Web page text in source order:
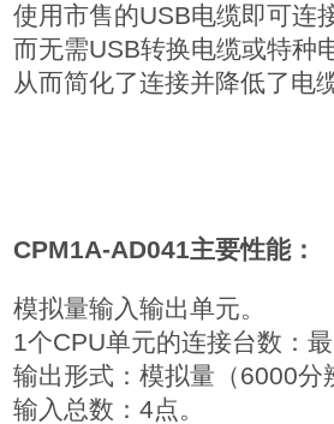
使用市售的USB电缆即可连
而无需USB转换电缆或特种
从而简化了连接并降低了电
CPM1A-AD041主要性能：
模拟量输入输出单元。
1个CPU单元的连接台数：最
输出形式：模拟量（6000分
输入总数：4点。